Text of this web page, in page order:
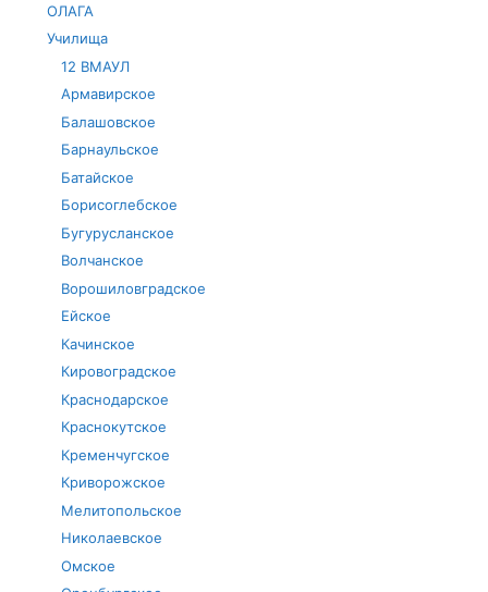
ОЛАГА
Училища
12 ВМАУЛ
Армавирское
Балашовское
Барнаульское
Батайское
Борисоглебское
Бугурусланское
Волчанское
Ворошиловградское
Ейское
Качинское
Кировоградское
Краснодарское
Краснокутское
Кременчугское
Криворожское
Мелитопольское
Николаевское
Омское